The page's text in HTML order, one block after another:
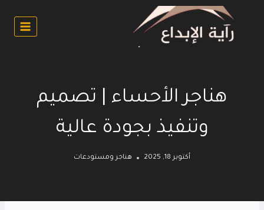
المحتوى
هناجر الأحساء | تصميم
وتنفيذ بجودة عالية
أكتوبر 18, 2025 هناجر ومستودعات